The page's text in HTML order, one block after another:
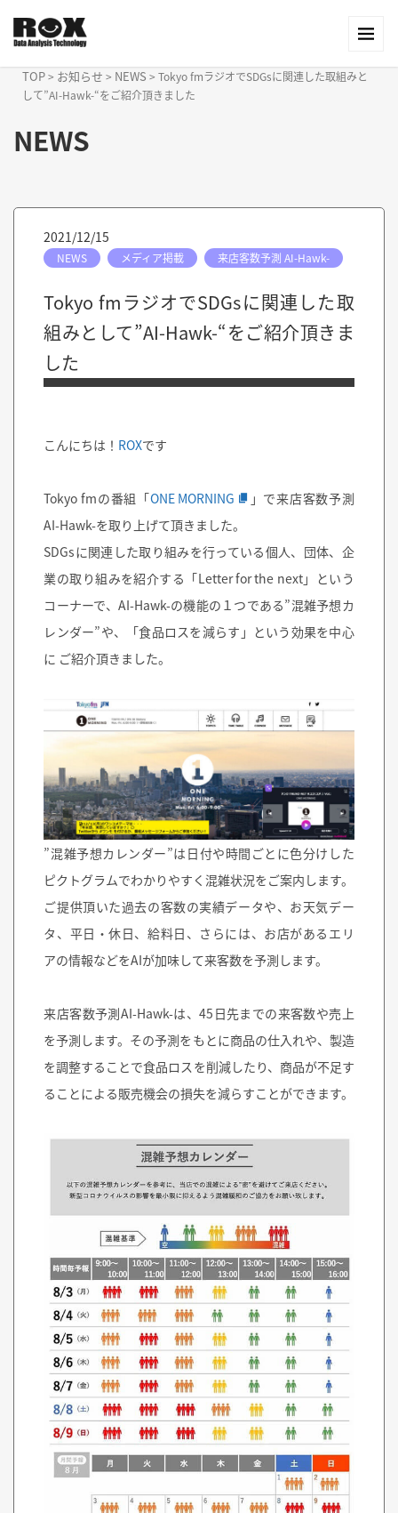
TOP> お知らせ > NEWS > Tokyo fmラジオでSDGsに関連した取組みと
して”AI-Hawk-“をご紹介頂きました
NEWS
2021/12/15
NEWS メディア掲載 来店客数予測 AI-Hawk-
Tokyo fmラジオでSDGsに関連した取
組みとして”AI-Hawk-“をご紹介頂きま
した
こんにちは！ ROXです
Tokyo fmの番組「ONE MORNING
」で来店客数予測
AI-Hawk-を取り上げて頂きました。
SDGsに関連した取り組みを行っている個人、団体、企
業の取り組みを紹介する「Letter for the next」という
コーナーで、AI-Hawk-の機能の１つである”混雑予想カ
レンダー”や、「食品ロスを減らす」という効果を中心
に ご紹介頂きました。
”混雑予想カレンダー”は日付や時間ごとに色分けした
ピクトグラムでわかりやすく混雑状況をご案内します。
ご提供頂いた過去の客数の実績データや、お天気デー
タ、平日・休日、給料日、さらには、お店があるエリ
アの情報などをAIが加味して来客数を予測します。
来店客数予測AI-Hawk-は、45日先までの来客数や売上
を予測します。その予測をもとに商品の仕入れや、製造
を調整することで食品ロスを削減したり、商品が不足す
ることによる販売機会の損失を減らすことができます。